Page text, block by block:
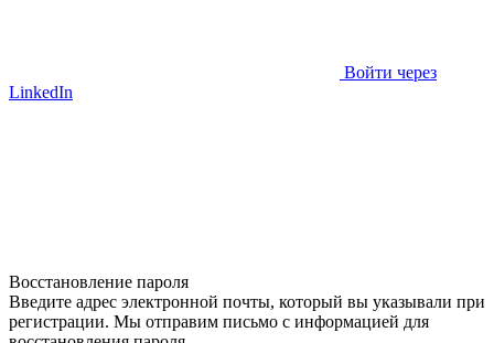
Войти через
LinkedIn
Восстановление пароля
Введите адрес электронной почты, который вы указывали при
регистрации. Мы отправим письмо с информацией для